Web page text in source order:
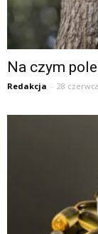
Na czym
Redakcja - 28